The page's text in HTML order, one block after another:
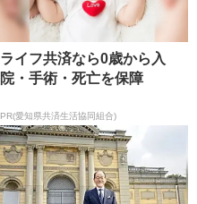
ライフ共済なら0歳から入
院・手術・死亡を保障
PR(愛知県共済生活協同組合)